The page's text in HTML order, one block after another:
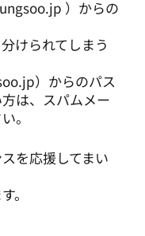
）からの
けられてしまう
）からのパス
は、スパムメー
。
を応援してまい
。